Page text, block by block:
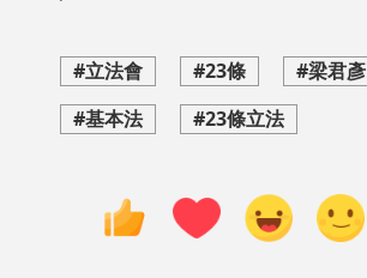
#立法會 #23條
#梁君彥
#基本法
#23條立法